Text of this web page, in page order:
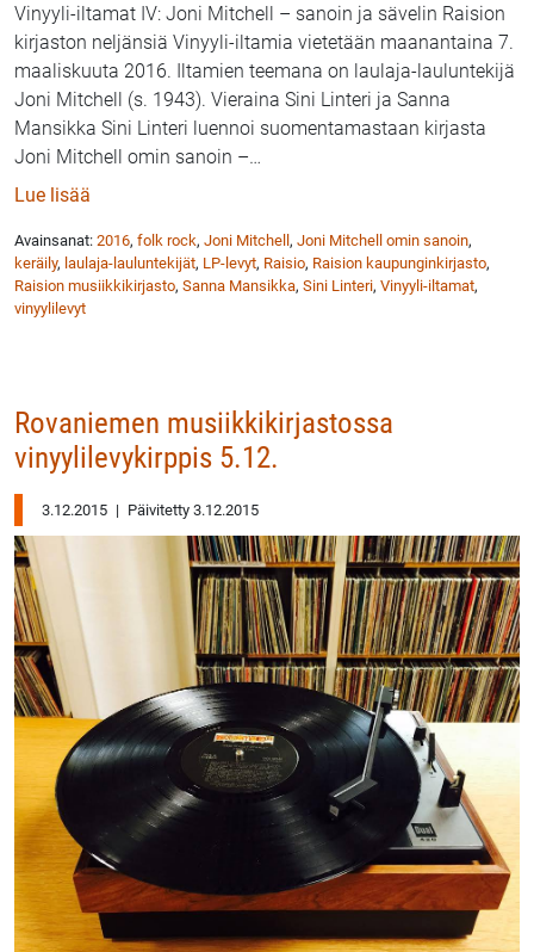
Vinyyli-iltamat IV: Joni Mitchell – sanoin ja sävelin Raision
kirjaston neljänsiä Vinyyli-iltamia vietetään maanantaina 7.
maaliskuuta 2016. Iltamien teemana on laulaja-lauluntekijä
Joni Mitchell (s. 1943). Vieraina Sini Linteri ja Sanna
Mansikka Sini Linteri luennoi suomentamastaan kirjasta
Joni Mitchell omin sanoin –…
Lue lisää
Avainsanat: 2016, folk rock, Joni Mitchell , Joni Mitchell omin sanoin,
keräily, laulaja-lauluntekijät, LP-levyt, Raisio, Raision kaupunginkirjasto,
Raision musiikkikirjasto, Sanna Mansikka, Sini Linteri, Vinyyli-iltamat,
vinyylilevyt
Rovaniemen musiikkikirjastossa
vinyylilevykirppis 5.12.
3.12.2015 | Päivitetty 3.12.2015